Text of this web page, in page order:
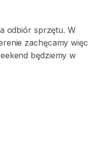
odbiór sprzętu. W
zachęcamy więc
będziemy w